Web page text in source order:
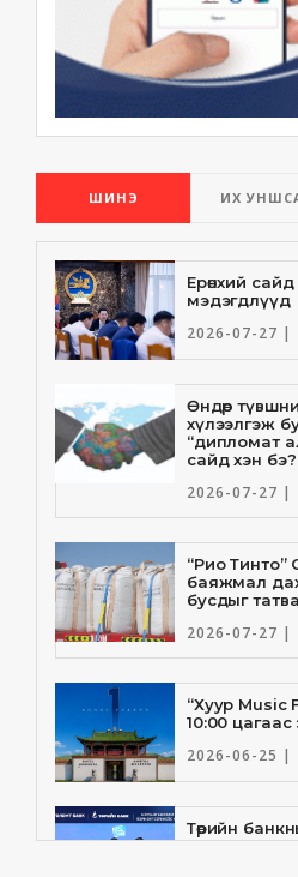
ШИНЭ ИХ
Ерөнхий
мэдэгдлүүд
2026-07-27 |
Өндөр
хүлээлгэж
“дипломат
сайд хэн бэ?
2026-07-27 |
“Рио Тинто”
баяжмал
бусдыг
2026-07-27 |
“Хуур Music
10:00 цагаас
2026-06-25 |
Төрийн